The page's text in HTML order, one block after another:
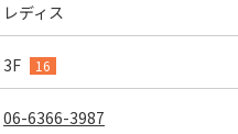
レディス
3F 16
06-6366-3987